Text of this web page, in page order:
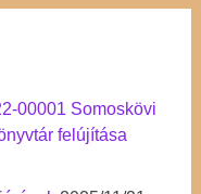
00001 Somoskövi
felújítása